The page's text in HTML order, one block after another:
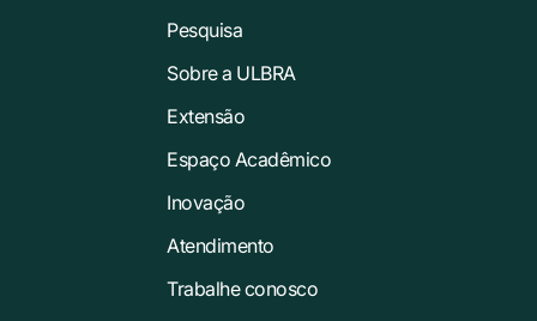
Pesquisa
Sobre a ULBRA
Extensão
Espaço Acadêmico
Inovação
Atendimento
Trabalhe conosco